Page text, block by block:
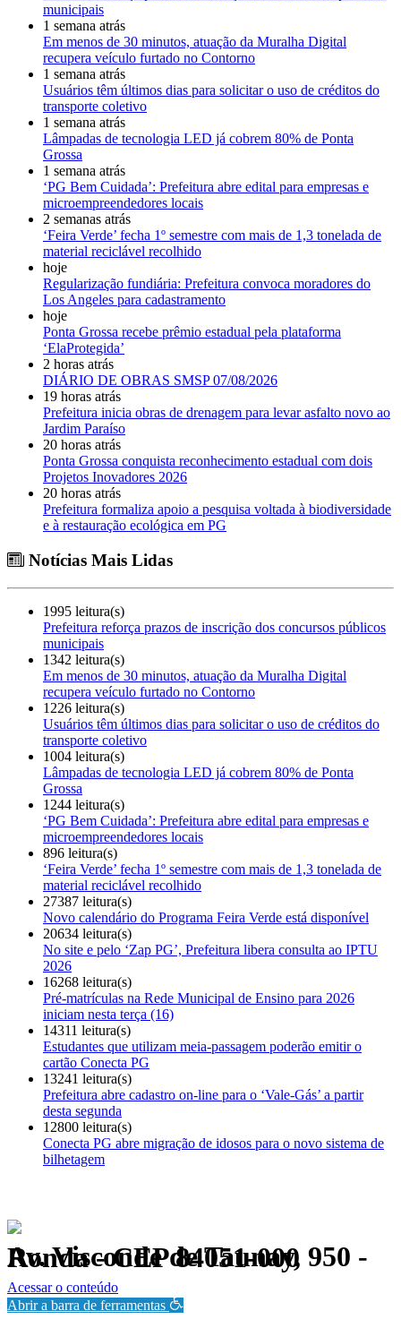
municipais
1 semana atrás
Em menos de 30 minutos, atuação da Muralha Digital
recupera veículo furtado no Contorno
1 semana atrás
Usuários têm últimos dias para solicitar o uso de créditos do
transporte coletivo
1 semana atrás
Lâmpadas de tecnologia LED já cobrem 80% de Ponta
Grossa
1 semana atrás
‘PG Bem Cuidada’: Prefeitura abre edital para empresas e
microempreendedores locais
2 semanas atrás
‘Feira Verde’ fecha 1º semestre com mais de 1,3 tonelada de
material reciclável recolhido
hoje
Regularização fundiária: Prefeitura convoca moradores do
Los Angeles para cadastramento
hoje
Ponta Grossa recebe prêmio estadual pela plataforma
‘ElaProtegida’
2 horas atrás
DIÁRIO DE OBRAS SMSP 07/08/2026
19 horas atrás
Prefeitura inicia obras de drenagem para levar asfalto novo ao
Jardim Paraíso
20 horas atrás
Ponta Grossa conquista reconhecimento estadual com dois
Projetos Inovadores 2026
20 horas atrás
Prefeitura formaliza apoio a pesquisa voltada à biodiversidade
e à restauração ecológica em PG
Notícias Mais Lidas
1995 leitura(s)
Prefeitura reforça prazos de inscrição dos concursos públicos
municipais
1342 leitura(s)
Em menos de 30 minutos, atuação da Muralha Digital
recupera veículo furtado no Contorno
1226 leitura(s)
Usuários têm últimos dias para solicitar o uso de créditos do
transporte coletivo
1004 leitura(s)
Lâmpadas de tecnologia LED já cobrem 80% de Ponta
Grossa
1244 leitura(s)
‘PG Bem Cuidada’: Prefeitura abre edital para empresas e
microempreendedores locais
896 leitura(s)
‘Feira Verde’ fecha 1º semestre com mais de 1,3 tonelada de
material reciclável recolhido
27387 leitura(s)
Novo calendário do Programa Feira Verde está disponível
20634 leitura(s)
No site e pelo ‘Zap PG’, Prefeitura libera consulta ao IPTU
2026
16268 leitura(s)
Pré-matrículas na Rede Municipal de Ensino para 2026
iniciam nesta terça (16)
14311 leitura(s)
Estudantes que utilizam meia-passagem poderão emitir o
cartão Conecta PG
13241 leitura(s)
Prefeitura abre cadastro on-line para o ‘Vale-Gás’ a partir
desta segunda
12800 leitura(s)
Conecta PG abre migração de idosos para o novo sistema de
bilhetagem
Av. Visconde de Taunay, 950 - Ronda - CEP 84051-000
Política de Privacidade.
Acessar o conteúdo
Abrir a barra de ferramentas